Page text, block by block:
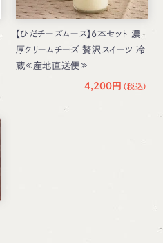
【ひだチーズムース】6本セット 濃
厚クリームチーズ 贅沢スイーツ 冷
蔵≪産地直送便≫
4,200円